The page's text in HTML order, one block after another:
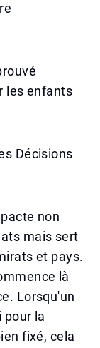
les enfants
Décisions
non
mais sert
et pays.
là
Lorsqu'un
pour la
fixé, cela